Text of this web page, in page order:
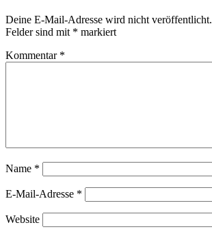
Deine E-Mail-Adresse wird nicht veröffentlicht.
Felder sind mit * markiert
Kommentar *
Name *
E-Mail-Adresse *
Website